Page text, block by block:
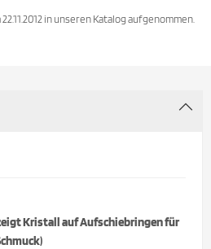
in unseren Katalog aufgenommen.
Kristall auf Aufschiebringen für